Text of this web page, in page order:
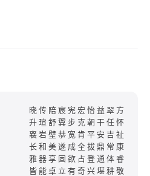
晓传陪宸宪宏怡益翠方
升瑄舒翼步克朝干任怀
襄岩壁恭宽肯平安吉祉
长和美遂成全拔鼎常康
雅器享固欲占登通体睿
皆能卓立有奇兴堪耕敬